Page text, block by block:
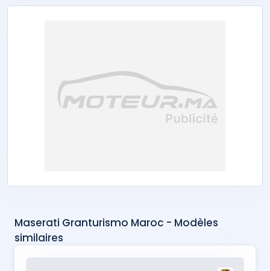
Maserati Granturismo Maroc - Modèles
similaires